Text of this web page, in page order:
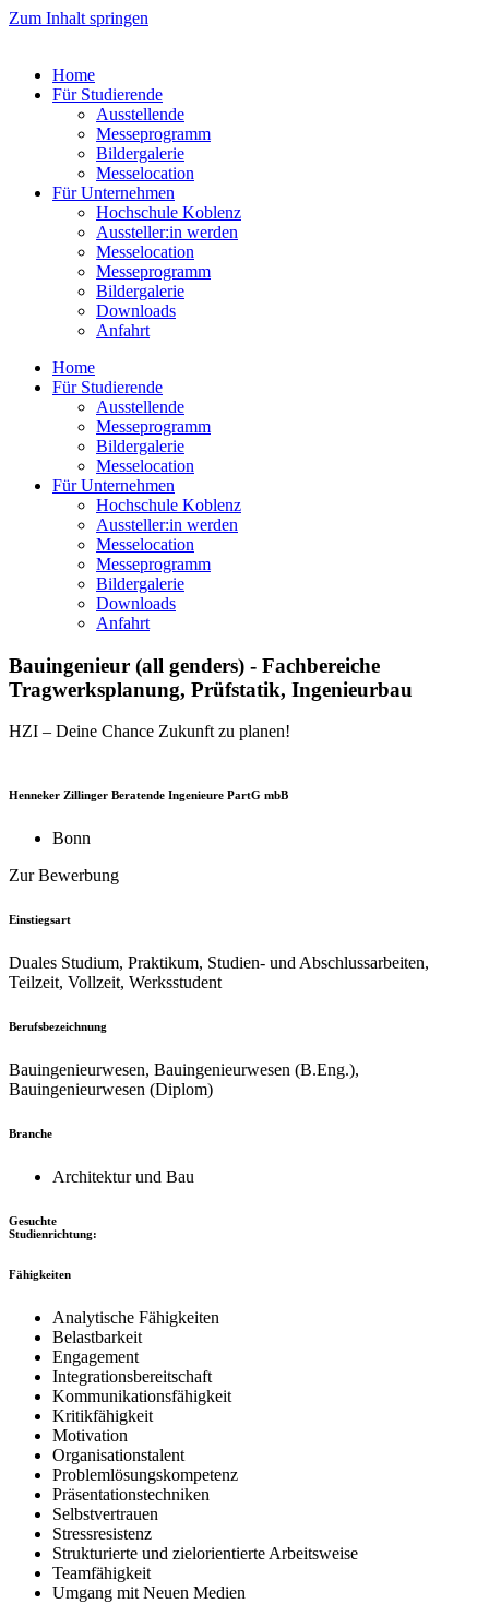
Zum Inhalt springen
Home
Für Studierende
Ausstellende
Messeprogramm
Bildergalerie
Messelocation
Für Unternehmen
Hochschule Koblenz
Aussteller:in werden
Messelocation
Messeprogramm
Bildergalerie
Downloads
Anfahrt
Home
Für Studierende
Ausstellende
Messeprogramm
Bildergalerie
Messelocation
Für Unternehmen
Hochschule Koblenz
Aussteller:in werden
Messelocation
Messeprogramm
Bildergalerie
Downloads
Anfahrt
Bauingenieur (all genders) - Fachbereiche
Tragwerksplanung, Prüfstatik, Ingenieurbau
HZI – Deine Chance Zukunft zu planen!
Henneker Zillinger Beratende Ingenieure PartG mbB
Bonn
Zur Bewerbung
Einstiegsart
Duales Studium, Praktikum, Studien- und Abschlussarbeiten,
Teilzeit, Vollzeit, Werksstudent
Berufsbezeichnung
Bauingenieurwesen, Bauingenieurwesen (B.Eng.),
Bauingenieurwesen (Diplom)
Branche
Architektur und Bau
Gesuchte
Studienrichtung:
Fähigkeiten
Analytische Fähigkeiten
Belastbarkeit
Engagement
Integrationsbereitschaft
Kommunikationsfähigkeit
Kritikfähigkeit
Motivation
Organisationstalent
Problemlösungskompetenz
Präsentationstechniken
Selbstvertrauen
Stressresistenz
Strukturierte und zielorientierte Arbeitsweise
Teamfähigkeit
Umgang mit Neuen Medien